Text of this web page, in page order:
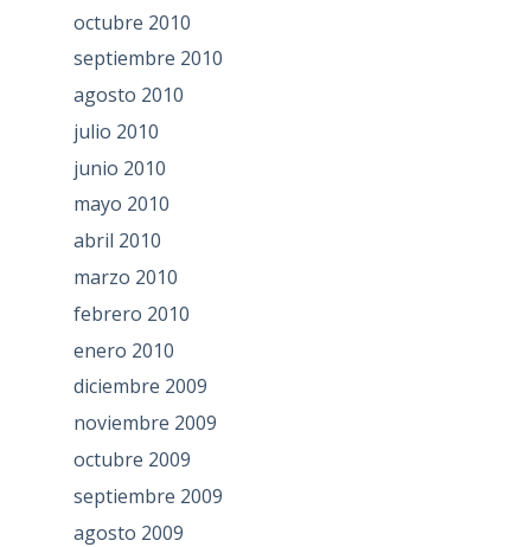
octubre 2010
septiembre 2010
agosto 2010
julio 2010
junio 2010
mayo 2010
abril 2010
marzo 2010
febrero 2010
enero 2010
diciembre 2009
noviembre 2009
octubre 2009
septiembre 2009
agosto 2009